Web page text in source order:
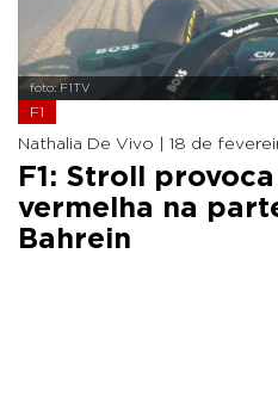
foto: F1TV
F1
Nathalia De Vivo | 18 de
F1: Stroll
vermelha na
Bahrein